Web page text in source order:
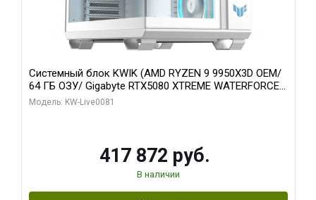
Системный блок KWIK (AMD RYZEN 9 9950X3D OEM/
64 ГБ ОЗУ/ Gigabyte RTX5080 XTREME WATERFORCE
16GB GDDR7 256bit/ 1 ТБ SSD)
Модель: KW-Live0081
417 872 руб.
В наличии